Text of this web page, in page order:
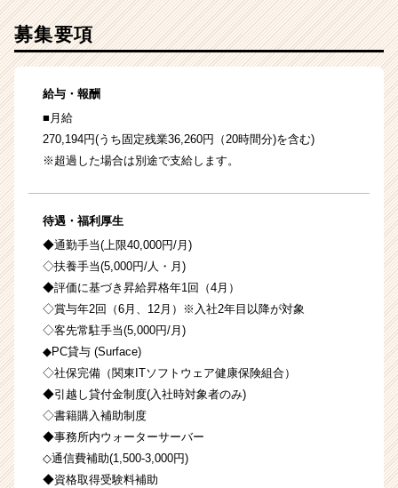
募集要項
給与・報酬
■月給
270,194円(うち固定残業36,260円（20時間分)を含む)
※超過した場合は別途で支給します。
待遇・福利厚生
◆通勤手当(上限40,000円/月)
◇扶養手当(5,000円/人・月)
◆評価に基づき昇給昇格年1回（4月）
◇賞与年2回（6月、12月）※入社2年目以降が対象
◇客先常駐手当(5,000円/月)
◆PC貸与 (Surface)
◇社保完備（関東ITソフトウェア健康保険組合）
◆引越し貸付金制度(入社時対象者のみ)
◇書籍購入補助制度
◆事務所内ウォーターサーバー
◇通信費補助(1,500-3,000円)
◆資格取得受験料補助